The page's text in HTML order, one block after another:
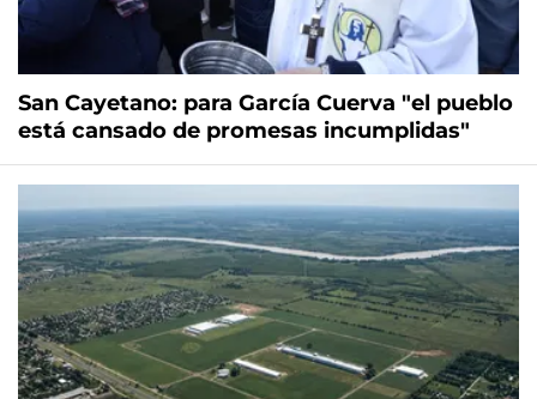
San Cayetano: para García Cuerva "el pueblo
está cansado de promesas incumplidas"